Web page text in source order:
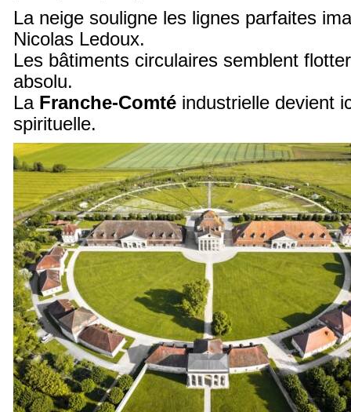
La neige souligne les lignes parfaites
Nicolas Ledoux.
Les bâtiments circulaires semblent
absolu.
La Franche-Comté industrielle devient
spirituelle.